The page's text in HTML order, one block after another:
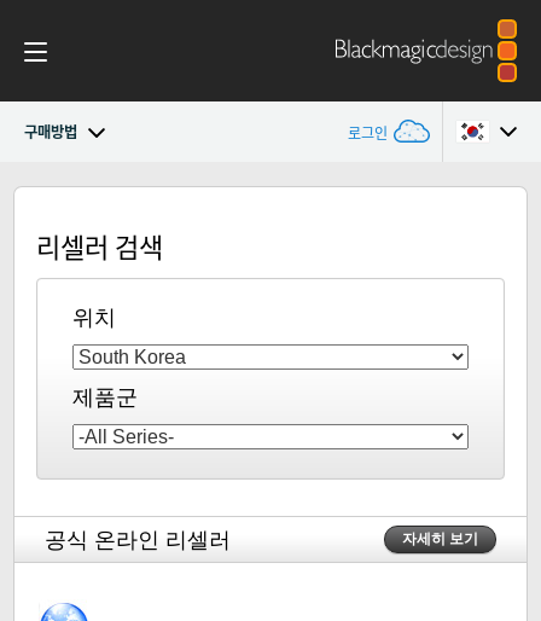
구매방법 로그인
Blackmagic 2110 IP Converter
2110 SettingsAustralia
Austria
Brazil
Canada
Denmark
Finland
리셀러 검색
위치
제품군
공식 온라인 리셀러 자세히 보기